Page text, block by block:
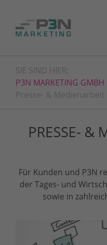
SIE SIND HIER:
P3N MARKETING GMBH
Presse- & Medienarbeit
PRESSE- &
Für Kunden und P3N
der Tages- und
sowie in